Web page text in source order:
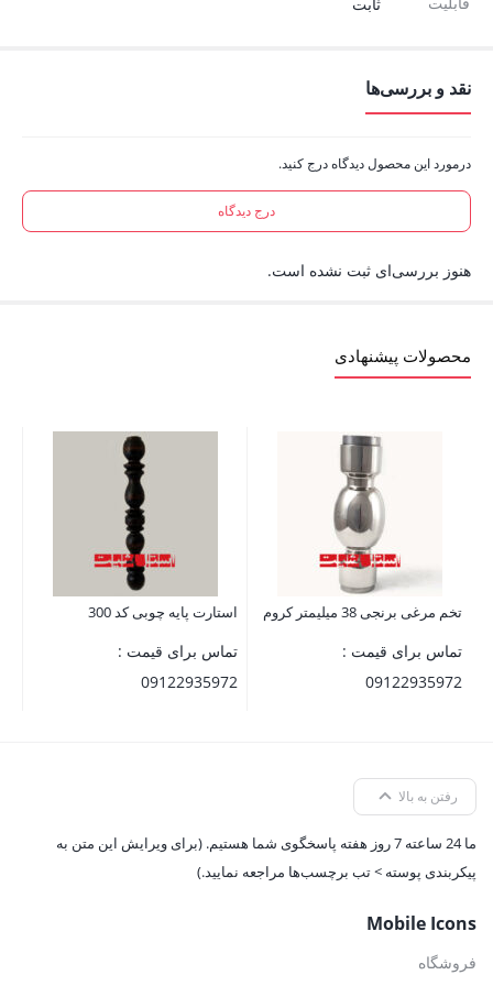
نقد و بررسی‌ها
درمورد این محصول دیدگاه درج کنید.
درج دیدگاه
هنوز بررسی‌ای ثبت نشده است.
محصولات پیشنهادی
تخم مرغی برنجی 38 میلیمتر کروم
تماس برای قیمت :
09122935972
استارت پایه چوبی کد 300
تماس برای قیمت :
09122935972
رفتن به بالا
ما 24 ساعته 7 روز هفته پاسخگوی شما هستیم. (برای ویرایش این متن به
پیکربندی پوسته > تب برچسب‌ها مراجعه نمایید.)
Mobile Icons
فروشگاه